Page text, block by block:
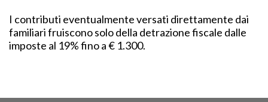
I contributi eventualmente versati direttamente dai
familiari fruiscono solo della detrazione fiscale dalle
imposte al 19% fino a € 1.300.